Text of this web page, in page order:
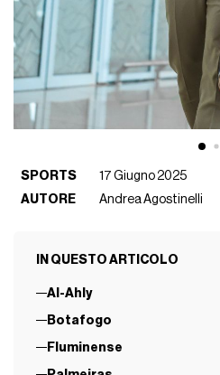
SPORTS
17 Giugno 2025
AUTORE
Andrea Agostinelli
IN QUESTO ARTICOLO
Al-Ahly
Botafogo
Fluminense